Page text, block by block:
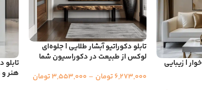
| زیبایی
تابلو دکوراتیو آبشار طلایی | جلوه‌ای
لوکس از طبیعت در دکوراسیون شما
6,273,000تومان –
3,553,000تومان
هنر و